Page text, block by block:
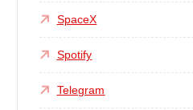
SpaceX
Spotify
Telegram